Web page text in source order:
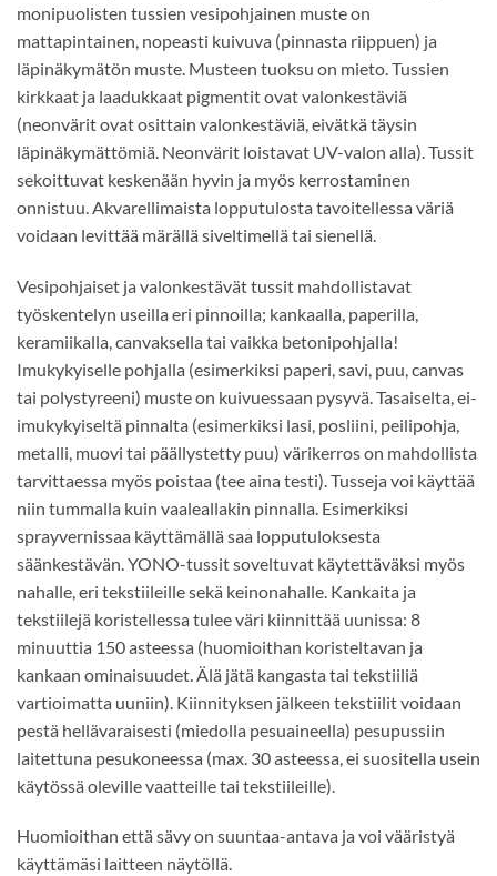
monipuolisten tussien vesipohjainen muste on
mattapintainen, nopeasti kuivuva (pinnasta riippuen) ja
läpinäkymätön muste. Musteen tuoksu on mieto. Tussien
kirkkaat ja laadukkaat pigmentit ovat valonkestäviä
(neonvärit ovat osittain valonkestäviä, eivätkä täysin
läpinäkymättömiä. Neonvärit loistavat UV-valon alla). Tussit
sekoittuvat keskenään hyvin ja myös kerrostaminen
onnistuu. Akvarellimaista lopputulosta tavoitellessa väriä
voidaan levittää märällä siveltimellä tai sienellä.
Vesipohjaiset ja valonkestävät tussit mahdollistavat
työskentelyn useilla eri pinnoilla; kankaalla, paperilla,
keramiikalla, canvaksella tai vaikka betonipohjalla!
Imukykyiselle pohjalla (esimerkiksi paperi, savi, puu, canvas
tai polystyreeni) muste on kuivuessaan pysyvä. Tasaiselta, ei-
imukykyiseltä pinnalta (esimerkiksi lasi, posliini, peilipohja,
metalli, muovi tai päällystetty puu) värikerros on mahdollista
tarvittaessa myös poistaa (tee aina testi). Tusseja voi käyttää
niin tummalla kuin vaaleallakin pinnalla. Esimerkiksi
sprayvernissaa käyttämällä saa lopputuloksesta
säänkestävän. YONO-tussit soveltuvat käytettäväksi myös
nahalle, eri tekstiileille sekä keinonahalle. Kankaita ja
tekstiilejä koristellessa tulee väri kiinnittää uunissa: 8
minuuttia 150 asteessa (huomioithan koristeltavan ja
kankaan ominaisuudet. Älä jätä kangasta tai tekstiiliä
vartioimatta uuniin). Kiinnityksen jälkeen tekstiilit voidaan
pestä hellävaraisesti (miedolla pesuaineella) pesupussiin
laitettuna pesukoneessa (max. 30 asteessa, ei suositella usein
käytössä oleville vaatteille tai tekstiileille).
Huomioithan että sävy on suuntaa-antava ja voi vääristyä
käyttämäsi laitteen näytöllä.